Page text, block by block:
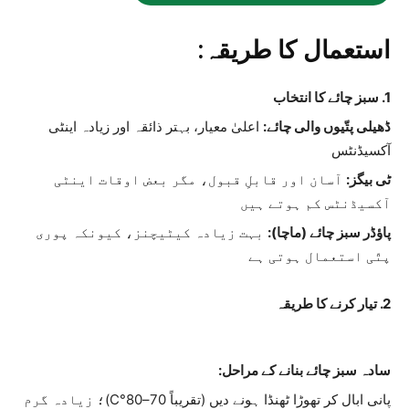
استعمال کا طریقہ:
1. سبز چائے کا انتخاب
ڈھیلی پتّیوں والی چائے: اعلیٰ معیار، بہتر ذائقہ اور زیادہ اینٹی
آکسیڈنٹس
ٹی بیگز: آسان اور قابلِ قبول، مگر بعض اوقات اینٹی
آکسیڈنٹس کم ہوتے ہیں
پاؤڈر سبز چائے (ماچا): بہت زیادہ کیٹیچنز، کیونکہ پوری
پتّی استعمال ہوتی ہے
2. تیار کرنے کا طریقہ
سادہ سبز چائے بنانے کے مراحل:
پانی ابال کر تھوڑا ٹھنڈا ہونے دیں (تقریباً 70–80°C)؛ زیادہ گرم